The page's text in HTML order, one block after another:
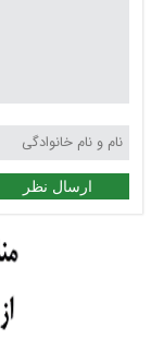
ارسال نظر